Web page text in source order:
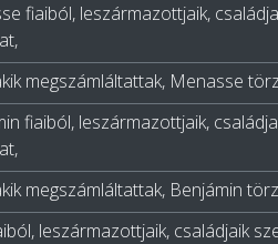
fiaiból, leszármazottjaik,
megszámláltattak, Menasse
fiaiból, leszármazottjaik,
megszámláltattak, Benjámin
leszármazottjaik, családjaik